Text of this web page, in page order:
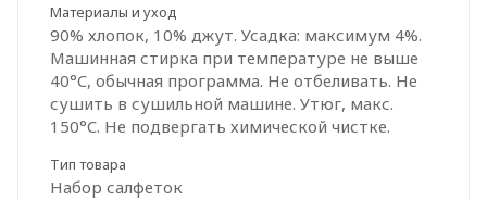
Материалы и уход
90% хлопок, 10% джут. Усадка: максимум 4%.
Машинная стирка при температуре не выше
40°C, обычная программа. Не отбеливать. Не
сушить в сушильной машине. Утюг, макс.
150°C. Не подвергать химической чистке.
Тип товара
Набор салфеток